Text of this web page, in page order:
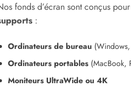
fonds d’écran sont conçus
:
Ordinateurs de bureau
Ordinateurs portables (MacBook,
Moniteurs UltraWide ou 4K